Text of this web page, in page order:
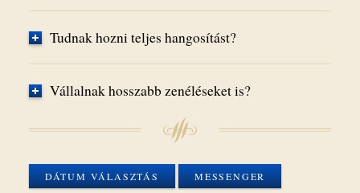
Tudnak hozni teljes hangosítást?
Vállalnak hosszabb zenéléseket is?
DÁTUM VÁLASZTÁS MESSENGER